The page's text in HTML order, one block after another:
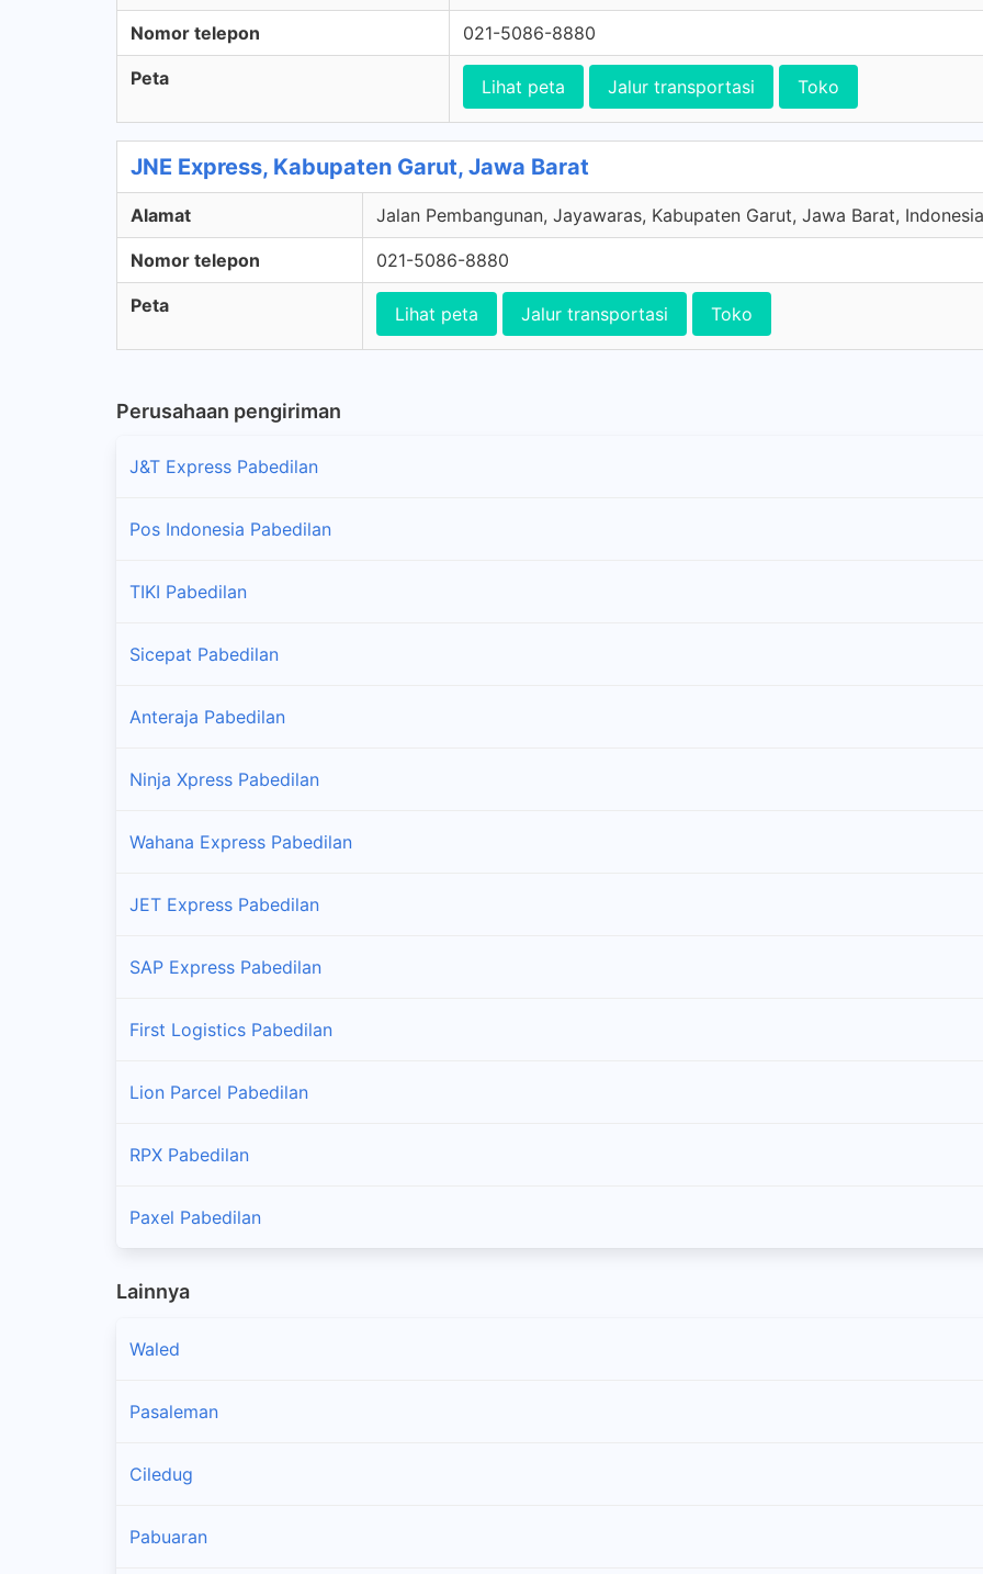
Nomor telepon 021-5086-8880
Peta Lihat peta Jalur transportasi Toko
JNE Express, Kabupaten Garut, Jawa Barat
Alamat Jalan Pembangunan, Jayawaras, Kabupaten Garut, Jawa Barat, Indonesia
Nomor telepon 021-5086-8880
Peta Lihat peta Jalur transportasi Toko
Perusahaan pengiriman
J&T Express Pabedilan
Pos Indonesia Pabedilan
TIKI Pabedilan
Sicepat Pabedilan
Anteraja Pabedilan
Ninja Xpress Pabedilan
Wahana Express Pabedilan
JET Express Pabedilan
SAP Express Pabedilan
First Logistics Pabedilan
Lion Parcel Pabedilan
RPX Pabedilan
Paxel Pabedilan
Lainnya
Waled
Pasaleman
Ciledug
Pabuaran